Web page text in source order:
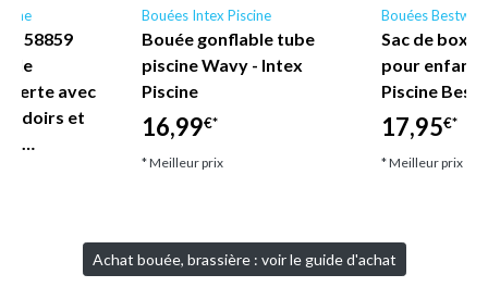
- 58859
avec
et
Bouées Intex Piscine
Bouée gonflable tube
piscine Wavy - Intex
Piscine
16,99€*
* Meilleur prix
Bouées Bestway
Sac de boxe
pour
Piscine
17,95€*
* Meilleur prix
Achat bouée, brassière : voir le guide d'achat